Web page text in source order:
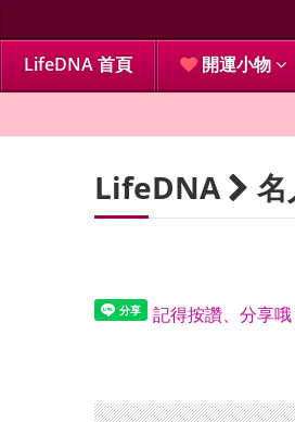
LifeDNA 首頁 開運小物
LifeDNA
記得按讚、分享哦